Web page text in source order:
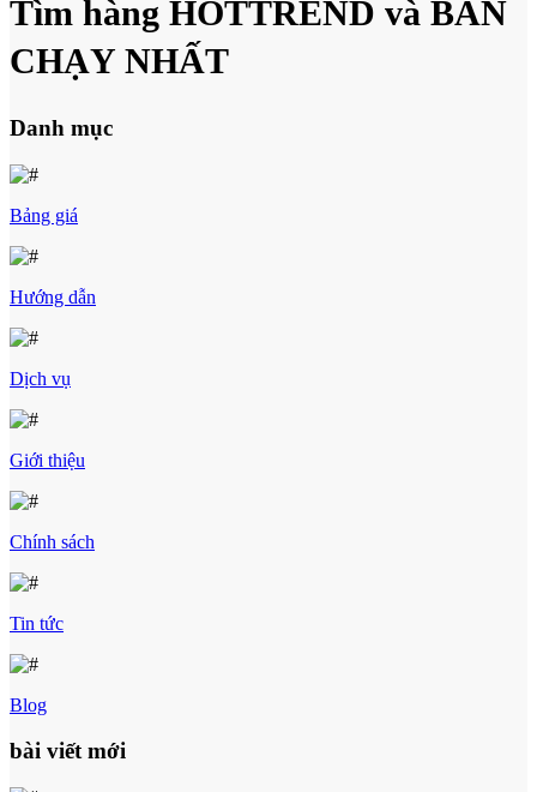
Tìm hàng HOTTREND và BÁN
CHẠY NHẤT
Danh mục
Bảng giá
Hướng dẫn
Dịch vụ
Giới thiệu
Chính sách
Tin tức
Blog
bài viết mới